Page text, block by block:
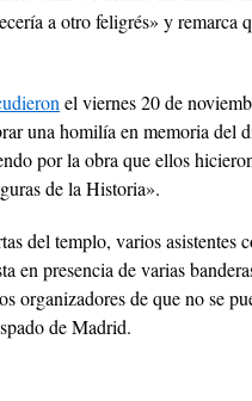
a otro feligrés» y remarca
el viernes 20 de
una homilía en memoria del
por la obra que ellos
de la Historia».
del templo, varios asistentes
en presencia de varias
organizadores de que no se
de Madrid.